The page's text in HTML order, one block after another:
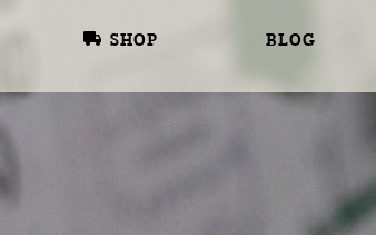
SHOP BLOG